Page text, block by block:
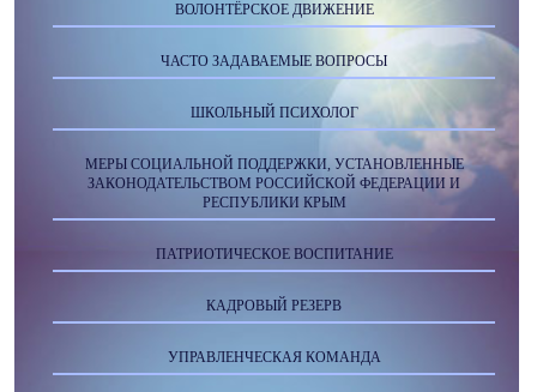
ВОЛОНТЁРСКОЕ ДВИЖЕНИЕ
ЧАСТО ЗАДАВАЕМЫЕ ВОПРОСЫ
ШКОЛЬНЫЙ ПСИХОЛОГ
МЕРЫ СОЦИАЛЬНОЙ ПОДДЕРЖКИ, УСТАНОВЛЕННЫЕ
ЗАКОНОДАТЕЛЬСТВОМ РОССИЙСКОЙ ФЕДЕРАЦИИ И
РЕСПУБЛИКИ КРЫМ
ПАТРИОТИЧЕСКОЕ ВОСПИТАНИЕ
КАДРОВЫЙ РЕЗЕРВ
УПРАВЛЕНЧЕСКАЯ КОМАНДА